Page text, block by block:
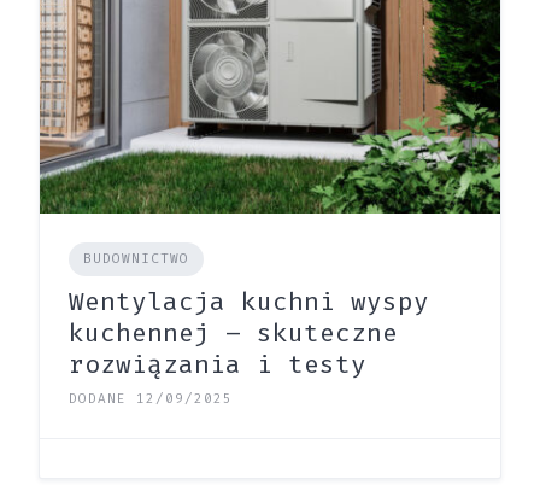
BUDOWNICTWO
Wentylacja kuchni wyspy
kuchennej – skuteczne
rozwiązania i testy
DODANE 12/09/2025